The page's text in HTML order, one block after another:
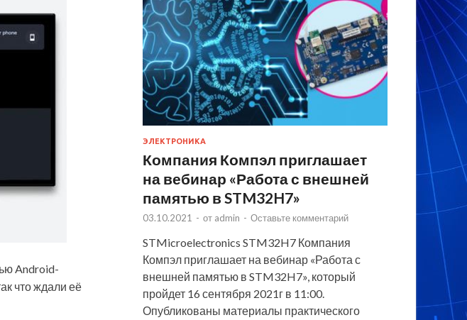
Android-
что ждали её
ЭЛЕКТРОНИКА
Компания Компэл приглашает
на вебинар «Работа с внешней
памятью в STM32H7»
03.10.2021 - от admin - Оставьте комментарий
STMicroelectronics STM32H7 Компания
Компэл приглашает на вебинар «Работа с
внешней памятью в STM32H7», который
пройдет 16 сентября 2021г в 11:00.
Опубликованы материалы практического